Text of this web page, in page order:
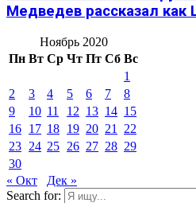
Медведев рассказал как
Ноябрь 2020
Пн Вт Ср Чт Пт Сб Вс
1
2
3 4 5 6 7
8
9
10 11 12 13 14 15
16 17 18 19 20 21
22
23 24 25 26 27 28 29
30
« Окт
Дек »
Search for: